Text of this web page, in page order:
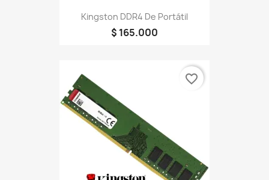
Kingston DDR4 De Portátil
$ 165.000
favorite_border